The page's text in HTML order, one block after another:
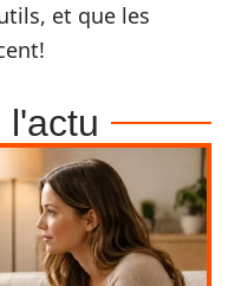
et que les
l'actu